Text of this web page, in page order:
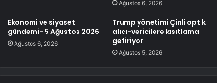
Ağustos 6, 2026
Ekonomi ve siyaset
gündemi- 5 Ağustos 2026
Ağustos 6, 2026
Trump yönetimi Çinli optik
alıcı-vericilere kısıtlama
getiriyor
Ağustos 5, 2026